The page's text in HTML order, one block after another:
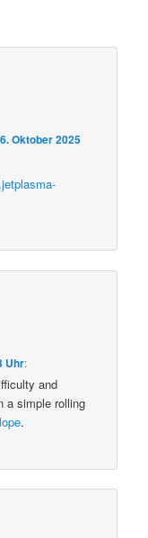
Oktober 2025
Uhr:
and
a simple rolling
.